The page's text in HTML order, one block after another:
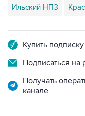
Ильский НПЗ
Купить
Подписаться на
Получать
канале